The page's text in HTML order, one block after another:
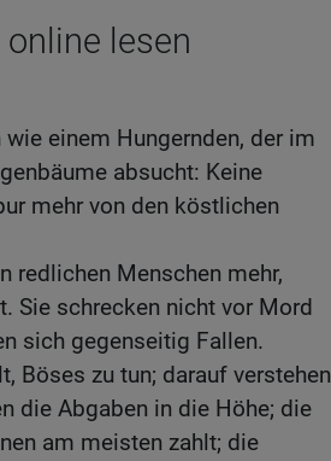
lesen
einem Hungernden, der im
absucht: Keine
mehr von den köstlichen
redlichen Menschen mehr,
Sie schrecken nicht vor Mord
sich gegenseitig Fallen.
Böses zu tun; darauf verstehen
die Abgaben in die Höhe; die
am meisten zahlt; die